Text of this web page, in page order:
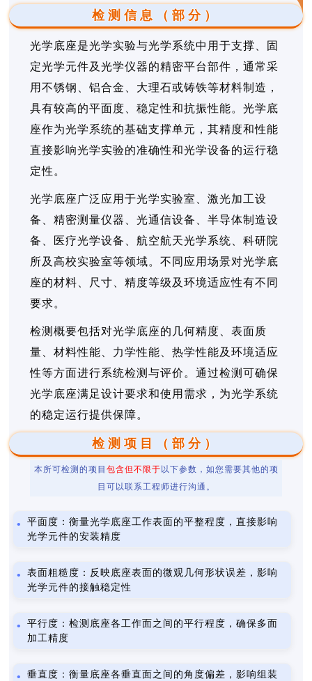
检测信息（部分）
光学底座是光学实验与光学系统中用于支撑、固
定光学元件及光学仪器的精密平台部件，通常采
用不锈钢、铝合金、大理石或铸铁等材料制造，
具有较高的平面度、稳定性和抗振性能。光学底
座作为光学系统的基础支撑单元，其精度和性能
直接影响光学实验的准确性和光学设备的运行稳
定性。
光学底座广泛应用于光学实验室、激光加工设
备、精密测量仪器、光通信设备、半导体制造设
备、医疗光学设备、航空航天光学系统、科研院
所及高校实验室等领域。不同应用场景对光学底
座的材料、尺寸、精度等级及环境适应性有不同
要求。
检测概要包括对光学底座的几何精度、表面质
量、材料性能、力学性能、热学性能及环境适应
性等方面进行系统检测与评价。通过检测可确保
光学底座满足设计要求和使用需求，为光学系统
的稳定运行提供保障。
检测项目（部分）
本所可检测的项目 包含但不限于 以下参数，如您需要其他的项
目可以联系工程师进行沟通。
平面度：衡量光学底座工作表面的平整程度，直接影响
光学元件的安装精度
表面粗糙度：反映底座表面的微观几何形状误差，影响
光学元件的接触稳定性
平行度：检测底座各工作面之间的平行程度，确保多面
加工精度
垂直度：衡量底座各垂直面之间的角度偏差，影响组装